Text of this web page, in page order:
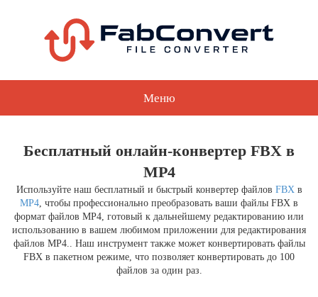
Меню
Бесплатный онлайн-конвертер FBX в
MP4
Используйте наш бесплатный и быстрый конвертер файлов FBXв
MP4, чтобы профессионально преобразовать ваши файлы FBX в
формат файлов MP4, готовый к дальнейшему редактированию или
использованию в вашем любимом приложении для редактирования
файлов MP4.. Наш инструмент также может конвертировать файлы
FBX в пакетном режиме, что позволяет конвертировать до 100
файлов за один раз.